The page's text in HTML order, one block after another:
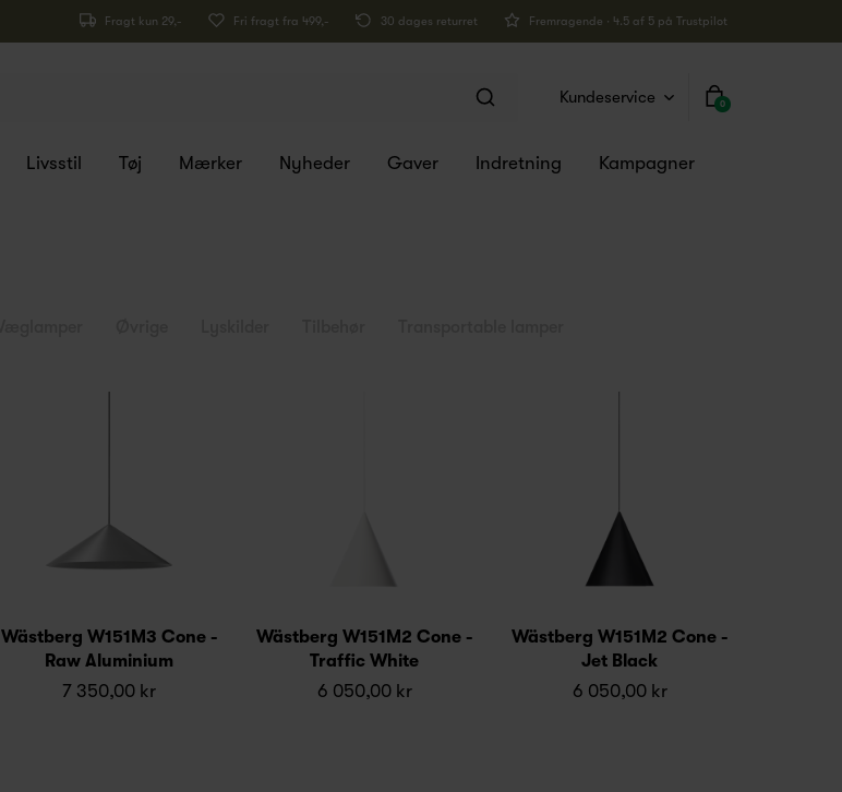
Fragt kun 29,- Fri fragt fra 499,- 30 dages returret Fremragende · 4.5 af 5 på Trustpilot
0
Kundeservice
Livsstil Tøj Mærker Nyheder Gaver Indretning Kampagner
Wästberg W151M3 Cone -
Raw Aluminium
7 350,00 kr
Wästberg W151M2 Cone -
Traffic White
6 050,00 kr
Wästberg W151M2 Cone -
Jet Black
6 050,00 kr